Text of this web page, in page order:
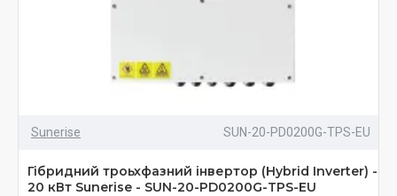
Sunerise SUN-20-PD0200G-TPS-EU
Гібридний троьхфазний інвертор (Hybrid Inverter) -
20 кВт Sunerise - SUN-20-PD0200G-TPS-EU